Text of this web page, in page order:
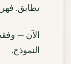
تطابق.
الآن —
النموذج.